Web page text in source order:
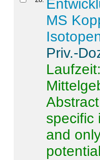
MS
Priv.-
specific
and